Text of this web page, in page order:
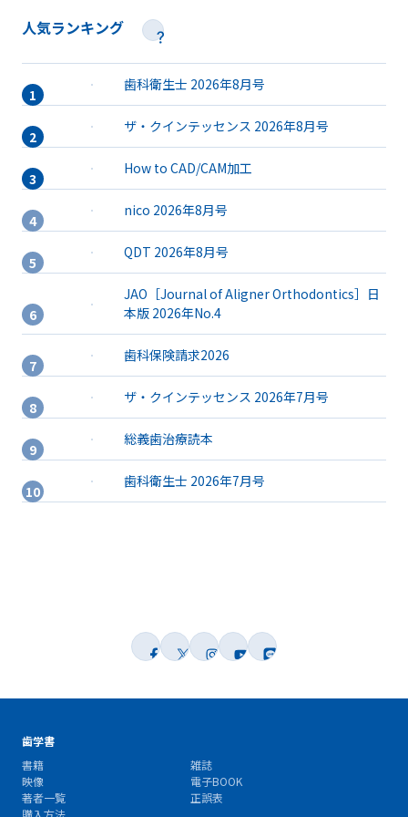
人気ランキング
歯科衛生士 2026年8月号
ザ・クインテッセンス 2026年8月号
How to CAD/CAM加工
nico 2026年8月号
QDT 2026年8月号
JAO［Journal of Aligner Orthodontics］日
本版 2026年No.4
歯科保険請求2026
ザ・クインテッセンス 2026年7月号
総義歯治療読本
歯科衛生士 2026年7月号
歯学書
書籍
雑誌
映像
電子BOOK
著者一覧
正誤表
購入方法